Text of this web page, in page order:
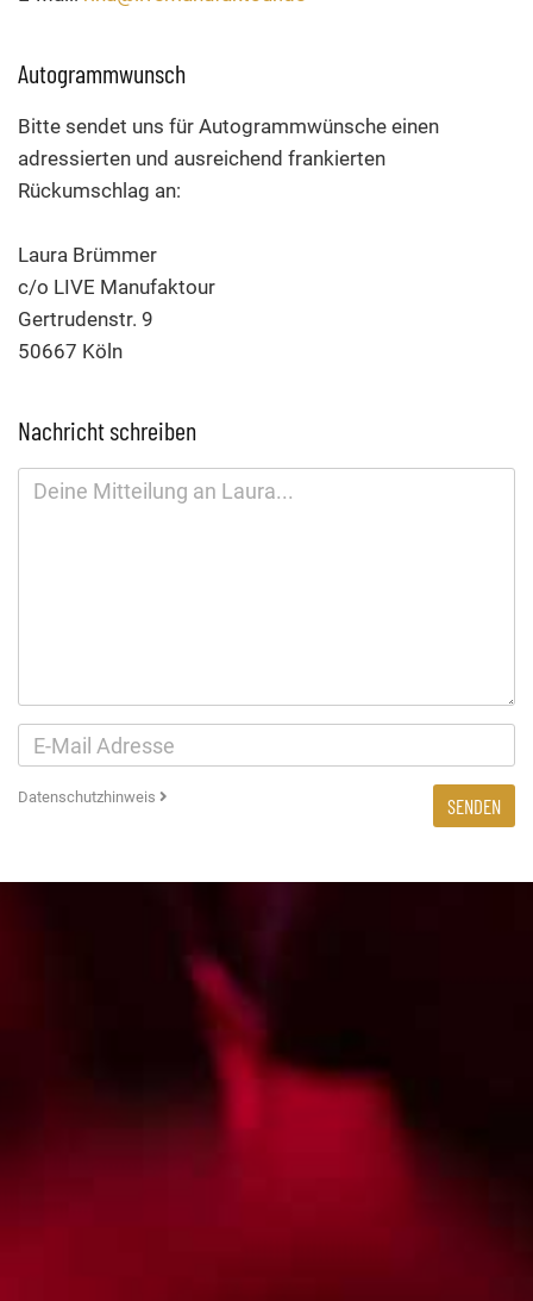
Autogrammwunsch
Bitte sendet uns für Autogrammwünsche einen
adressierten und ausreichend frankierten
Rückumschlag an:
Laura Brümmer
c/o LIVE Manufaktour
Gertrudenstr. 9
50667 Köln
Nachricht schreiben
Datenschutzhinweis SENDEN